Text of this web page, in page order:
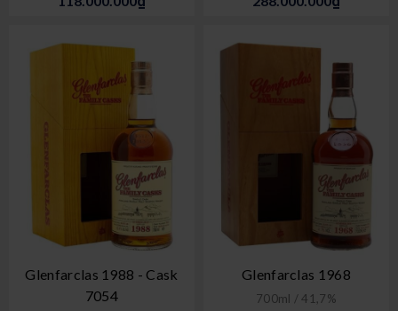
Glenfarclas 1988 - Cask
7054
Glenfarclas 1968
700ml / 41,7%